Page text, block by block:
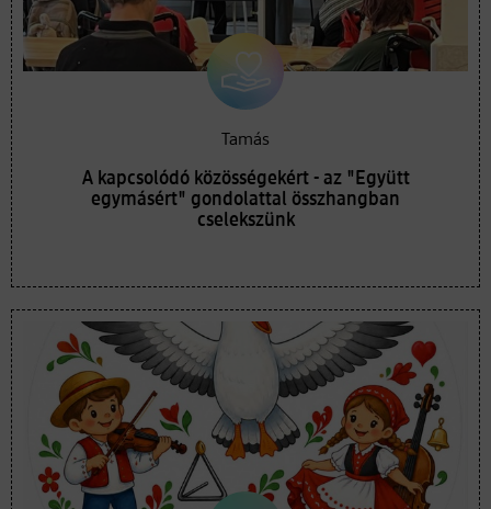
Tamás
A kapcsolódó közösségekért - az "Együtt
egymásért" gondolattal összhangban
cselekszünk